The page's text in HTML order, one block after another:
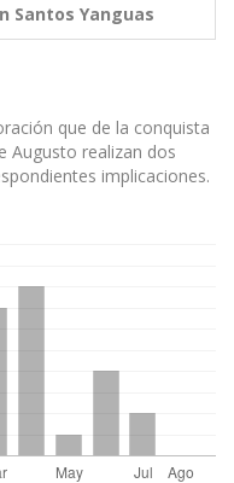
Santos Yanguas
que de la conquista
Augusto realizan dos
implicaciones.